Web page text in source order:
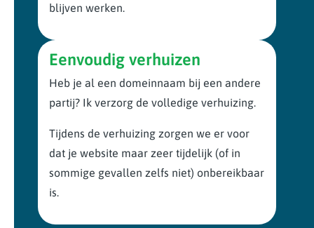
blijven werken.
Eenvoudig verhuizen
Heb je al een domeinnaam bij een andere
partij? Ik verzorg de volledige verhuizing.
Tijdens de verhuizing zorgen we er voor
dat je website maar zeer tijdelijk (of in
sommige gevallen zelfs niet) onbereikbaar
is.